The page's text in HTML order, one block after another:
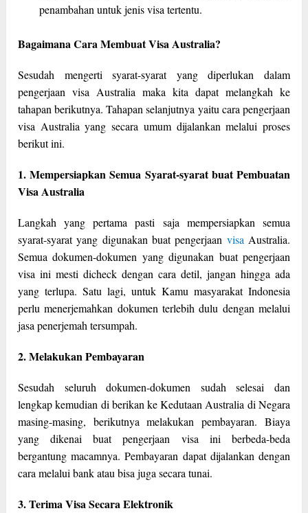
penambahan untuk jenis visa tertentu.
Bagaimana Cara Membuat Visa Australia?
Sesudah mengerti syarat-syarat yang diperlukan dalam
pengerjaan visa Australia maka kita dapat melangkah ke
tahapan berikutnya. Tahapan selanjutnya yaitu cara pengerjaan
visa Australia yang secara umum dijalankan melalui proses
berikut ini.
1. Mempersiapkan Semua Syarat-syarat buat Pembuatan
Visa Australia
Langkah yang pertama pasti saja mempersiapkan semua
syarat-syarat yang digunakan buat pengerjaan visa Australia.
Semua dokumen-dokumen yang digunakan buat pengerjaan
visa ini mesti dicheck dengan cara detil, jangan hingga ada
yang terlupa. Satu lagi, untuk Kamu masyarakat Indonesia
perlu menerjemahkan dokumen terlebih dulu dengan melalui
jasa penerjemah tersumpah.
2. Melakukan Pembayaran
Sesudah seluruh dokumen-dokumen sudah selesai dan
lengkap kemudian di berikan ke Kedutaan Australia di Negara
masing-masing, berikutnya melakukan pembayaran. Biaya
yang dikenai buat pengerjaan visa ini berbeda-beda
bergantung macamnya. Pembayaran dapat dijalankan dengan
cara melalui bank atau bisa juga secara tunai.
3. Terima Visa Secara Elektronik